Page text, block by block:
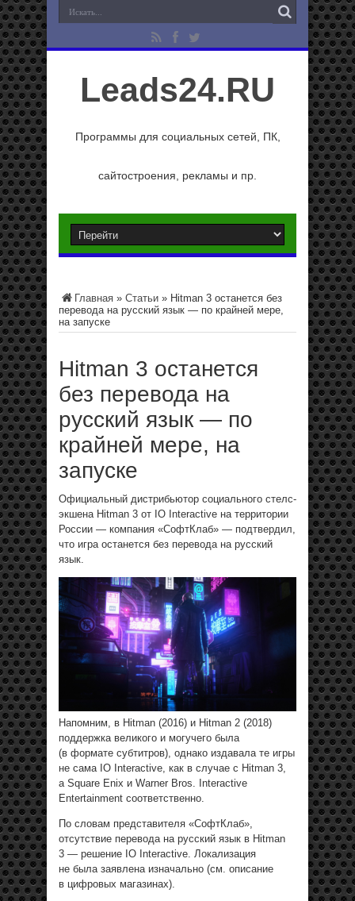
Leads24.RU
Программы для социальных сетей, ПК,
сайтостроения, рекламы и пр.
Главная » Статьи » Hitman 3 останется без
перевода на русский язык — по крайней мере,
на запуске
Hitman 3 останется
без перевода на
русский язык — по
крайней мере, на
запуске
Официальный дистрибьютор социального стелс-
экшена Hitman 3 от IO Interactive на территории
России — компания «СофтКлаб» — подтвердил,
что игра останется без перевода на русский
язык.
Напомним, в Hitman (2016) и Hitman 2 (2018)
поддержка великого и могучего была
(в формате субтитров), однако издавала те игры
не сама IO Interactive, как в случае с Hitman 3,
а Square Enix и Warner Bros. Interactive
Entertainment соответственно.
По словам представителя «СофтКлаб»,
отсутствие перевода на русский язык в Hitman
3 — решение IO Interactive. Локализация
не была заявлена изначально (см. описание
в цифровых магазинах).